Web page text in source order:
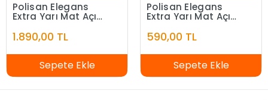
Polisan Elegans
Extra Yarı Mat Açık
1.890,00 TL
Sepete Ekle
Polisan Elegans
Extra Yarı Mat Açık
590,00 TL
Sepete Ekle